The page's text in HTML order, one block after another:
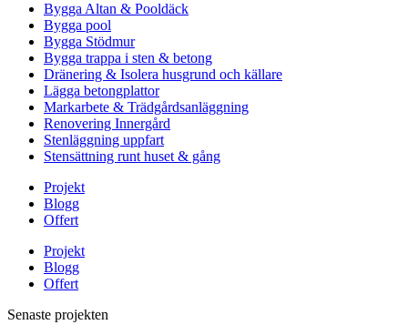
Bygga Altan & Pooldäck
Bygga pool
Bygga Stödmur
Bygga trappa i sten & betong
Dränering & Isolera husgrund och källare
Lägga betongplattor
Markarbete & Trädgårdsanläggning
Renovering Innergård
Stenläggning uppfart
Stensättning runt huset & gång
Projekt
Blogg
Offert
Projekt
Blogg
Offert
Senaste projekten